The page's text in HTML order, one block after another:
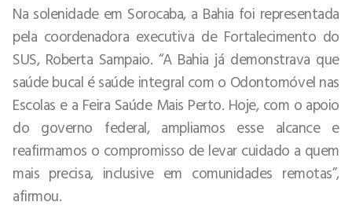
Na solenidade em Sorocaba, a Bahia foi representada
pela coordenadora executiva de Fortalecimento do
SUS, Roberta Sampaio. “A Bahia já demonstrava que
saúde bucal é saúde integral com o Odontomóvel nas
Escolas e a Feira Saúde Mais Perto. Hoje, com o apoio
do governo federal, ampliamos esse alcance e
reafirmamos o compromisso de levar cuidado a quem
mais precisa, inclusive em comunidades remotas”,
afirmou.